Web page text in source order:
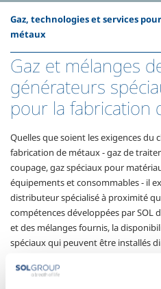
Gaz, technologies et services
métaux
Gaz et mélanges
générateurs
pour la fabrication
Quelles que soient les exigences du
fabrication de métaux - gaz de
coupage, gaz spéciaux pour
équipements et consommables - il
distributeur spécialisé à proximité
compétences développées par SOL
et des mélanges fournis, la
spéciaux qui peuvent être installés
protocoles de certification sont les